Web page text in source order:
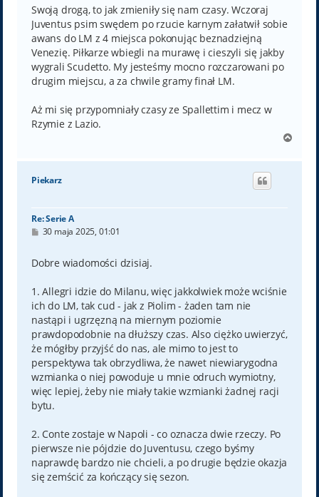
t
Swoją drogą, to jak zmieniły się nam czasy. Wczoraj
Juventus psim swędem po rzucie karnym załatwił sobie
awans do LM z 4 miejsca pokonując beznadziejną
Venezię. Piłkarze wbiegli na murawę i cieszyli się jakby
wygrali Scudetto. My jesteśmy mocno rozczarowani po
drugim miejscu, a za chwile gramy finał LM.
Aż mi się przypomniały czasy ze Spallettim i mecz w
Rzymie z Lazio.
g
Piekarz
Re: Serie A
P
t
30 maja 2025, 01:01
Dobre wiadomości dzisiaj.
1. Allegri idzie do Milanu, więc jakkolwiek może wciśnie
ich do LM, tak cud - jak z Piolim - żaden tam nie
nastąpi i ugrzęzną na miernym poziomie
prawdopodobnie na dłuższy czas. Also ciężko uwierzyć,
że mógłby przyjść do nas, ale mimo to jest to
perspektywa tak obrzydliwa, że nawet niewiarygodna
wzmianka o niej powoduje u mnie odruch wymiotny,
więc lepiej, żeby nie miały takie wzmianki żadnej racji
bytu.
2. Conte zostaje w Napoli - co oznacza dwie rzeczy. Po
pierwsze nie pójdzie do Juventusu, czego byśmy
naprawdę bardzo nie chcieli, a po drugie będzie okazja
się zemścić za kończący się sezon.